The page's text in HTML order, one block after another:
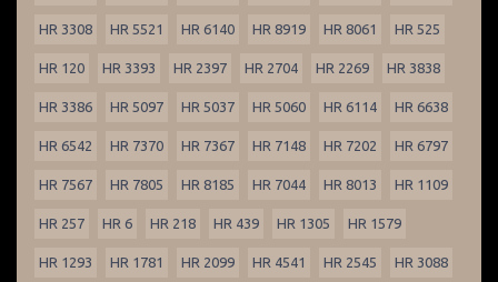
HR 3308 HR 5521 HR 6140 HR 8919 HR 8061 HR 525
HR 120 HR 3393 HR 2397 HR 2704 HR 2269 HR 3838
HR 3386 HR 5097 HR 5037 HR 5060 HR 6114 HR 6638
HR 6542 HR 7370 HR 7367 HR 7148 HR 7202 HR 6797
HR 7567 HR 7805 HR 8185 HR 7044 HR 8013 HR 1109
HR 257 HR 6 HR 218 HR 439 HR 1305 HR 1579
HR 1293 HR 1781 HR 2099 HR 4541 HR 2545 HR 3088